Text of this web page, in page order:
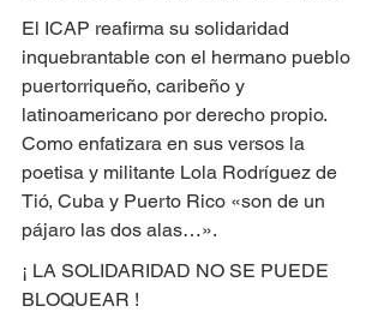
El ICAP reafirma su solidaridad
inquebrantable con el hermano pueblo
puertorriqueño, caribeño y
latinoamericano por derecho propio.
Como enfatizara en sus versos la
poetisa y militante Lola Rodríguez de
Tió, Cuba y Puerto Rico «son de un
pájaro las dos alas…».
¡ LA SOLIDARIDAD NO SE PUEDE
BLOQUEAR !